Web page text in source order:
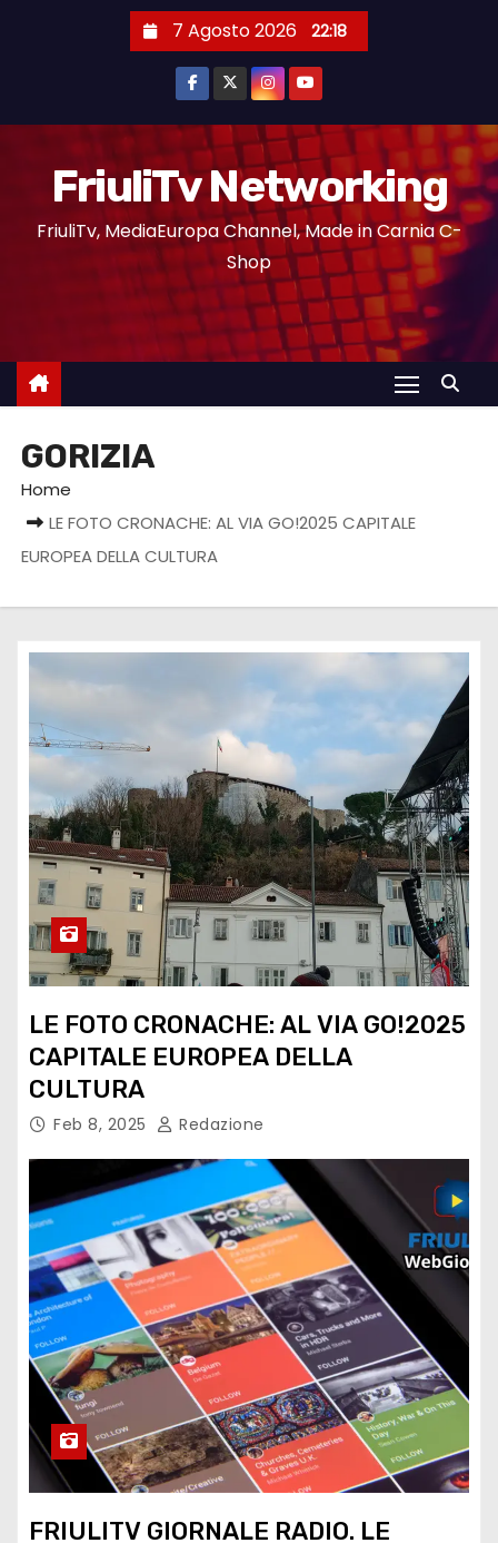
7 Agosto 2026 22:18
FriuliTv Networking
FriuliTv, MediaEuropa Channel, Made in Carnia C-
Shop
GORIZIA
Home
LE FOTO CRONACHE: AL VIA GO!2025 CAPITALE
EUROPEA DELLA CULTURA
LE FOTO CRONACHE: AL VIA GO!2025
CAPITALE EUROPEA DELLA
CULTURA
Feb 8, 2025 Redazione
FRIULITV GIORNALE RADIO. LE